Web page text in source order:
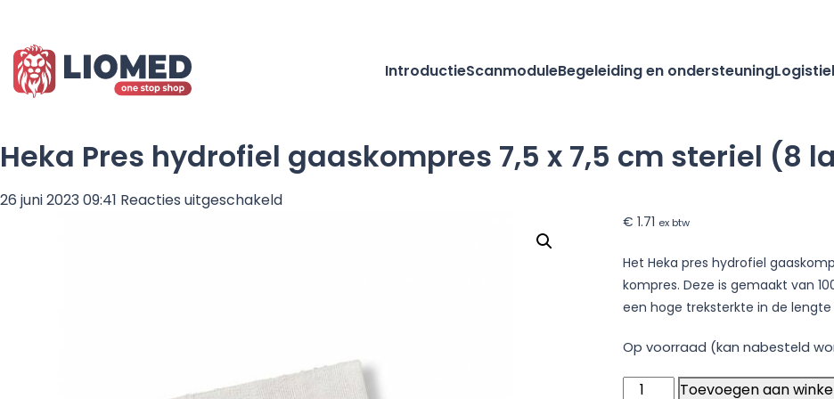
IntroductieScanmoduleBegeleiding en ondersteuning
Heka Pres hydrofiel gaaskompres 7,5 x 7,5 cm steriel (8
26 juni 2023 09:41 Reacties uitgeschakeldvoor
cm
€ 1.71 ex btw
Het Heka pres hydrofiel
kompres. Deze is gemaakt van
een hoge treksterkte in de
Op voorraad (kan nabesteld
Heka
Toevoegen aan